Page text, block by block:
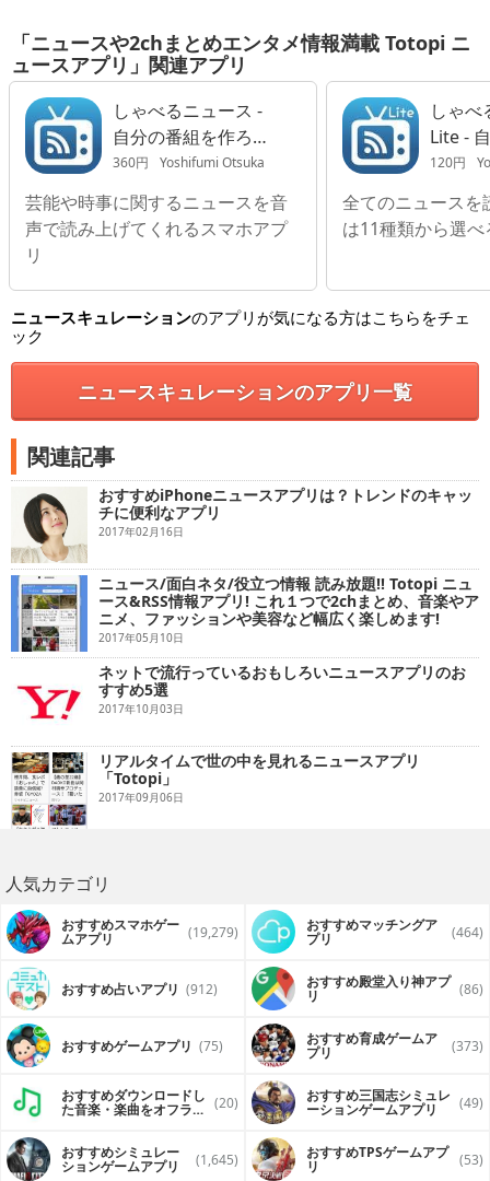
「ニュースや2chまとめエンタメ情報満載 Totopi ニ
ュースアプリ」関連アプリ
しゃべるニュース -
自分の番組を作ろ
う！オフラインでも
音声読み上げアプリ
360円 Yoshifumi Otsuka
芸能や時事に関するニュースを音
声で読み上げてくれるスマホアプ
リ
しゃべ
Lite -
ろう！
も音
アプリ
120円
全てのニュースを
は11種類から選べ
ニュースキュレーションのアプリが気になる方はこちらをチェ
ック
ニュースキュレーションのアプリ一覧
関連記事
おすすめiPhoneニュースアプリは？トレンドのキャッ
チに便利なアプリ
2017年02月16日
ニュース/面白ネタ/役立つ情報 読み放題!! Totopi ニュ
ース&RSS情報アプリ! これ１つで2chまとめ、音楽やア
ニメ、ファッションや美容など幅広く楽しめます!
2017年05月10日
ネットで流行っているおもしろいニュースアプリのお
すすめ5選
2017年10月03日
リアルタイムで世の中を見れるニュースアプリ
「Totopi」
2017年09月06日
人気カテゴリ
おすすめスマホゲー
ムアプリ (19,279) おすすめマッチングア
プリ (464)
おすすめ占いアプリ (912) おすすめ殿堂入り神アプ
リ (86)
おすすめゲームアプリ (75) おすすめ育成ゲームア
プリ (373)
おすすめダウンロードし
た音楽・楽曲をオフライ (20) おすすめ三国志シミュレ
ーションゲームアプリ (49)
おすすめシミュレー
ションゲームアプリ (1,645) おすすめTPSゲームアプ
リ (53)